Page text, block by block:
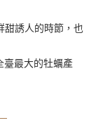
甜誘人的時節，也
臺最大的牡蠣產